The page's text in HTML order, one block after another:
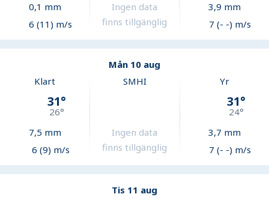
0,1 mm
6 (11) m/s
Ingen data
finns tillgänglig
3,9 mm
7 (- -) m/s
Mån 10 aug
Klart
31°
26°
7,5 mm
6 (9) m/s
SMHI
Ingen data
finns tillgänglig
Yr
31°
24°
3,7 mm
7 (- -) m/s
Tis 11 aug